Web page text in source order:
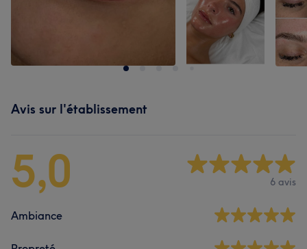
Avis sur l'établissement
5,0 6 avis
Ambiance